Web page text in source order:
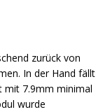
zurück von
In der Hand fällt
mit 7.9mm minimal
wurde